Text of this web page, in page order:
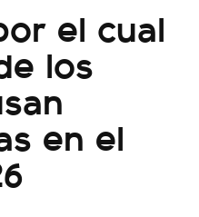
el cual
los
en el